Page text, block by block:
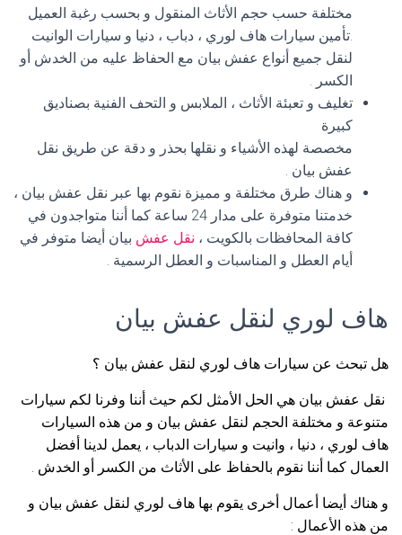
مختلفة حسب حجم الأثاث المنقول و بحسب رغبة العميل
.تأمين سيارات هاف لوري ، دباب ، دنيا و سيارات الوانيت
لنقل جميع أنواع عفش بيان مع الحفاظ عليه من الخدش أو
الكسر .
تغليف و تعبئة الأثاث ، الملابس و التحف الفنية بصناديق
كبيرة
مخصصة لهذه الأشياء و نقلها بحذر و دقة عن طريق نقل
عفش بيان .
و هناك طرق مختلفة و مميزة نقوم بها عبر نقل عفش بيان ،
خدمتنا متوفرة على مدار 24 ساعة كما أننا متواجدون في
كافة المحافظات بالكويت ، نقل عفش بيان أيضا متوفر في
أيام العطل و المناسبات و العطل الرسمية .
هاف لوري لنقل عفش بيان
هل تبحث عن سيارات هاف لوري لنقل عفش بيان ؟
نقل عفش بيان هي الحل الأمثل لكم حيث أننا وفرنا لكم سيارات
متنوعة و مختلفة الحجم لنقل عفش بيان و من هذه السيارات
هاف لوري ، دنيا ، وانيت و سيارات الدباب ، يعمل لدينا أفضل
العمال كما أننا نقوم بالحفاظ على الأثاث من الكسر أو الخدش .
و هناك أيضا أعمال أخرى يقوم بها هاف لوري لنقل عفش بيان و
من هذه الأعمال :